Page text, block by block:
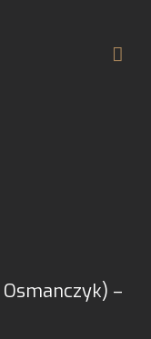
Osmanczyk) –